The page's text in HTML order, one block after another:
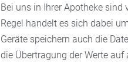
Bei uns in Ihrer Apotheke
Regel handelt es sich dabei um
Geräte speichern auch die
die Übertragung der Werte